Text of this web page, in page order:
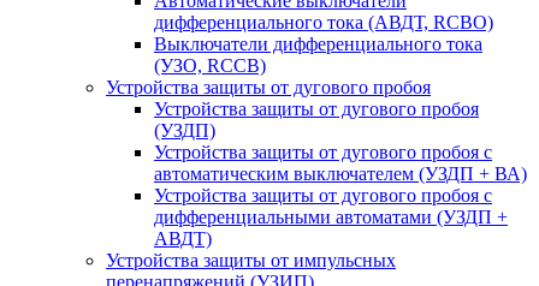
дифференциального тока (АВДТ, RCBO)
Выключатели дифференциального тока
(УЗО, RCCB)
Устройства защиты от дугового пробоя
Устройства защиты от дугового пробоя
(УЗДП)
Устройства защиты от дугового пробоя с
автоматическим выключателем (УЗДП + ВА)
Устройства защиты от дугового пробоя с
дифференциальными автоматами (УЗДП +
АВДТ)
Устройства защиты от импульсных
перенапряжений (УЗИП)